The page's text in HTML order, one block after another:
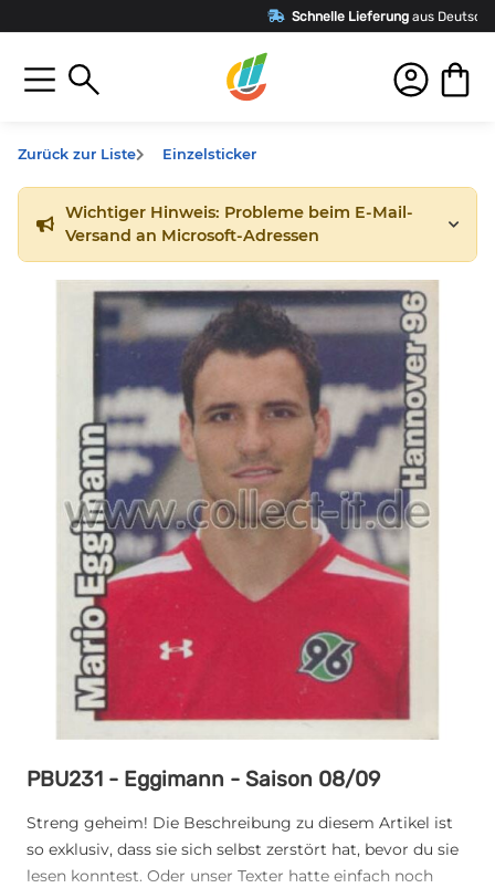
Schnelle Lieferungaus Deutschland
Zurück zur Liste Einzelsticker
Wichtiger Hinweis: Probleme beim E-Mail-
Versand an Microsoft-Adressen
PBU231 - Eggimann - Saison 08/09
Streng geheim! Die Beschreibung zu diesem Artikel ist
so exklusiv, dass sie sich selbst zerstört hat, bevor du sie
lesen konntest. Oder unser Texter hatte einfach noch